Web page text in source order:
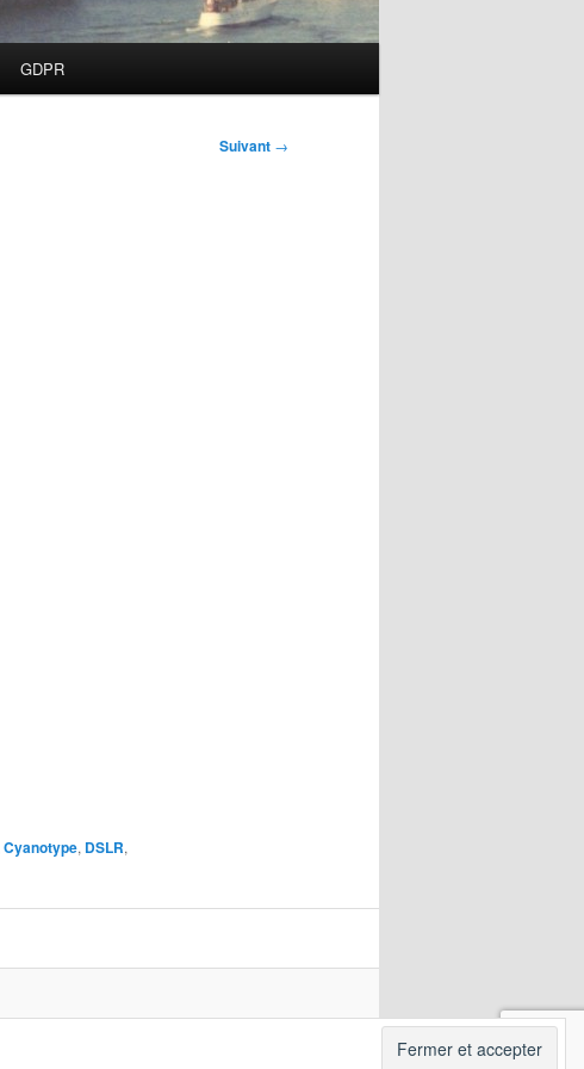
GDPR
Suivant →
Cyanotype, DSLR,